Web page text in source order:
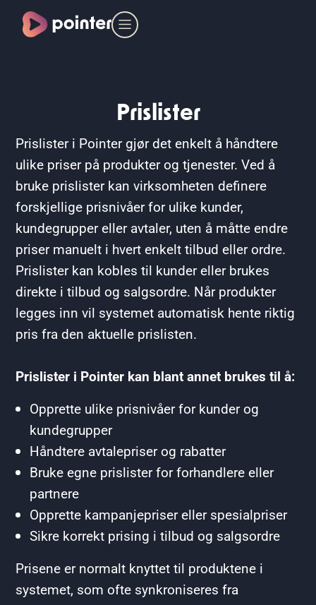
Prislister
Prislister i Pointer gjør det enkelt å håndtere
ulike priser på produkter og tjenester. Ved å
bruke prislister kan virksomheten definere
forskjellige prisnivåer for ulike kunder,
kundegrupper eller avtaler, uten å måtte endre
priser manuelt i hvert enkelt tilbud eller ordre.
Prislister kan kobles til kunder eller brukes
direkte i tilbud og salgsordre. Når produkter
legges inn vil systemet automatisk hente riktig
pris fra den aktuelle prislisten.
Prislister i Pointer kan blant annet brukes til å:
Opprette ulike prisnivåer for kunder og
kundegrupper
Håndtere avtalepriser og rabatter
Bruke egne prislister for forhandlere eller
partnere
Opprette kampanjepriser eller spesialpriser
Sikre korrekt prising i tilbud og salgsordre
Prisene er normalt knyttet til produktene i
systemet, som ofte synkroniseres fra